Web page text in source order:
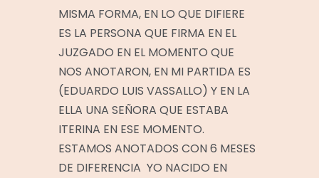
MISMA FORMA, EN LO QUE DIFIERE
ES LA PERSONA QUE FIRMA EN EL
JUZGADO EN EL MOMENTO QUE
NOS ANOTARON, EN MI PARTIDA ES
(EDUARDO LUIS VASSALLO) Y EN LA
ELLA UNA SEÑORA QUE ESTABA
ITERINA EN ESE MOMENTO.
ESTAMOS ANOTADOS CON 6 MESES
DE DIFERENCIA YO NACIDO EN